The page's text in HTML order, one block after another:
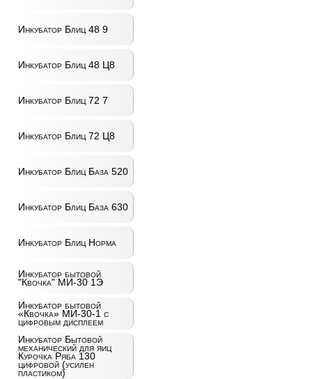
Инкубатор Блиц 48 9
Инкубатор Блиц 48 Ц8
Инкубатор Блиц 72 7
Инкубатор Блиц 72 Ц8
Инкубатор Блиц База 520
Инкубатор Блиц База 630
Инкубатор Блиц Норма
Инкубатор бытовой
"Квочка" МИ-30 1Э
Инкубатор бытовой
«Квочка» МИ-30-1 с
цифровым дисплеем
Инкубатор Бытовой
механический для яиц
Курочка Ряба 130
цифровой (усилен
пластиком)